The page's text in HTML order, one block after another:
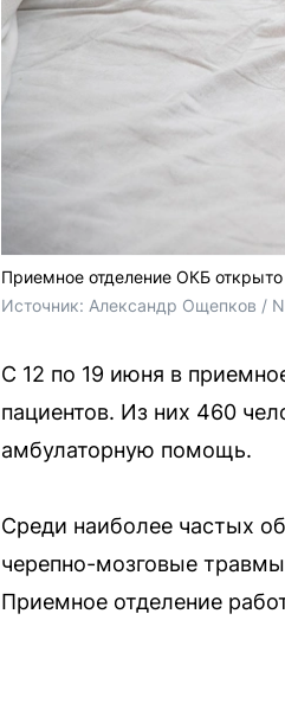
Приемное отделение ОКБ
Источник: Александр Ощепков /
С 12 по 19 июня в
пациентов. Из них 460
амбулаторную помощь.
Среди наиболее частых
черепно-мозговые
Приемное отделение